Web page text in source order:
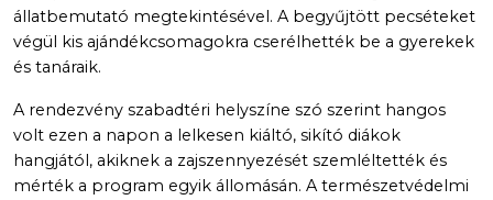
állatbemutató megtekintésével. A begyűjtött pecséteket
végül kis ajándékcsomagokra cserélhették be a gyerekek
és tanáraik.
A rendezvény szabadtéri helyszíne szó szerint hangos
volt ezen a napon a lelkesen kiáltó, sikító diákok
hangjától, akiknek a zajszennyezését szemléltették és
mérték a program egyik állomásán. A természetvédelmi